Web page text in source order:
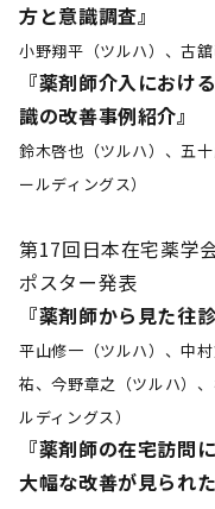
方と意識調査』
小野翔平（ツルハ）、古舘
『薬剤師介入におけ
識の改善事例紹介』
鈴木啓也（ツルハ）、五
ールディングス）
第17回日本在宅薬学
ポスター発表
『薬剤師から見た往
平山修一（ツルハ）、中
祐、今野章之（ツルハ）
ルディングス）
『薬剤師の在宅訪問
大幅な改善が見られた